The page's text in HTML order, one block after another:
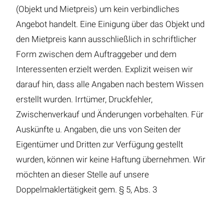
(Objekt und Mietpreis) um kein verbindliches
Angebot handelt. Eine Einigung über das Objekt und
den Mietpreis kann ausschließlich in schriftlicher
Form zwischen dem Auftraggeber und dem
Interessenten erzielt werden. Explizit weisen wir
darauf hin, dass alle Angaben nach bestem Wissen
erstellt wurden. Irrtümer, Druckfehler,
Zwischenverkauf und Änderungen vorbehalten. Für
Auskünfte u. Angaben, die uns von Seiten der
Eigentümer und Dritten zur Verfügung gestellt
wurden, können wir keine Haftung übernehmen. Wir
möchten an dieser Stelle auf unsere
Doppelmaklertätigkeit gem. § 5, Abs. 3